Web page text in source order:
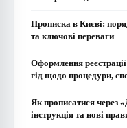
Прописка в Києві:
та ключові переваги
Оформлення
гід щодо процедури,
Як прописатися через
інструкція та нові